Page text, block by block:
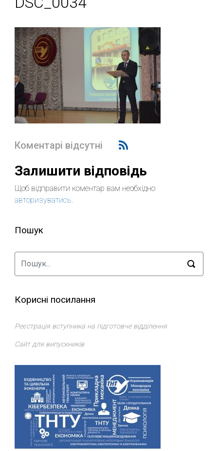
Коментарі відсутні
Залишити відповідь
Щоб відправити коментар вам необхідно
авторизуватись.
Пошук
Корисні посилання
Реєстрація вступника на підготовче відділення
Сайт для випускників